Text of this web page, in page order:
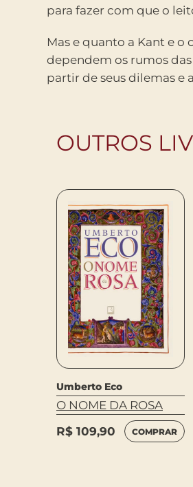
para fazer com que o
Mas e quanto a Kant e
dependem os rumos
partir de seus dilemas e
OUTROS
Umberto Eco
O NOME DA ROSA
R$ 109,90 COMPRAR